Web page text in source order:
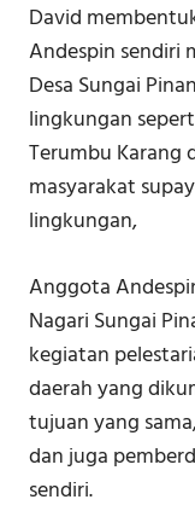
David
Andespin sendiri
Desa Sungai
lingkungan
Terumbu Karang
masyarakat
lingkungan,
Anggota
Nagari Sungai
kegiatan
daerah yang
tujuan yang
dan juga
sendiri.